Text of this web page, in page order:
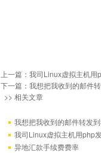
上一篇： 我司Linux虚拟主机用
下一篇： 我想把我收到的邮件
>> 相关文章
我想把我收到的邮件转发
我司Linux虚拟主机用php
异地汇款手续费费率